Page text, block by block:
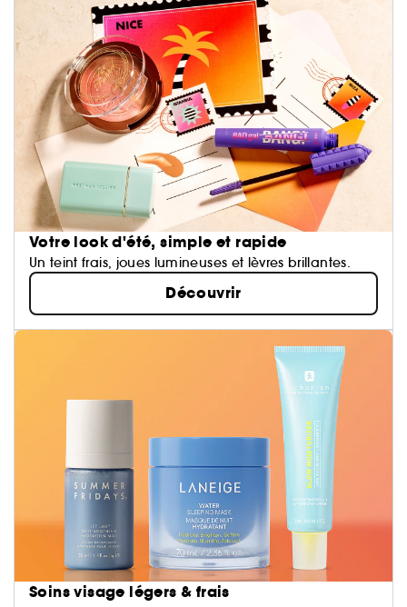
Votre look d'été, simple et rapide
Un teint frais, joues lumineuses et lèvres brillantes.
Découvrir
Soins visage légers & frais